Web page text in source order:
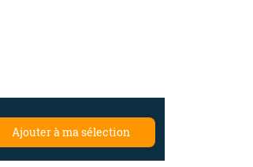
Ajouter à ma sélection